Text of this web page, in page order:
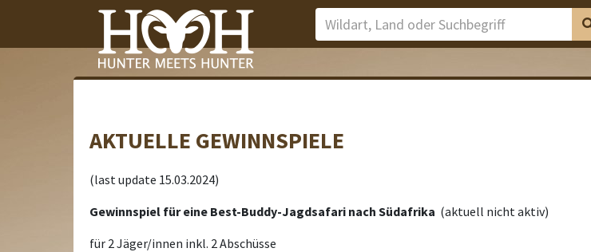
AKTUELLE GEWINNSPIELE
(last update 15.03.2024)
Gewinnspiel für eine Best-Buddy-Jagdsafari nach Südafrika (aktuell nicht aktiv)
für 2 Jäger/innen inkl. 2 Abschüsse